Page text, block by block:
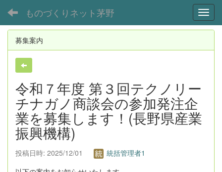
ものづくりネット茅野
募集案内
令和７年度 第３回テクノリー
チナガノ商談会の参加発注企
業を募集します！(長野県産業
振興機構)
投稿日時: 2025/12/01
統括管理者1